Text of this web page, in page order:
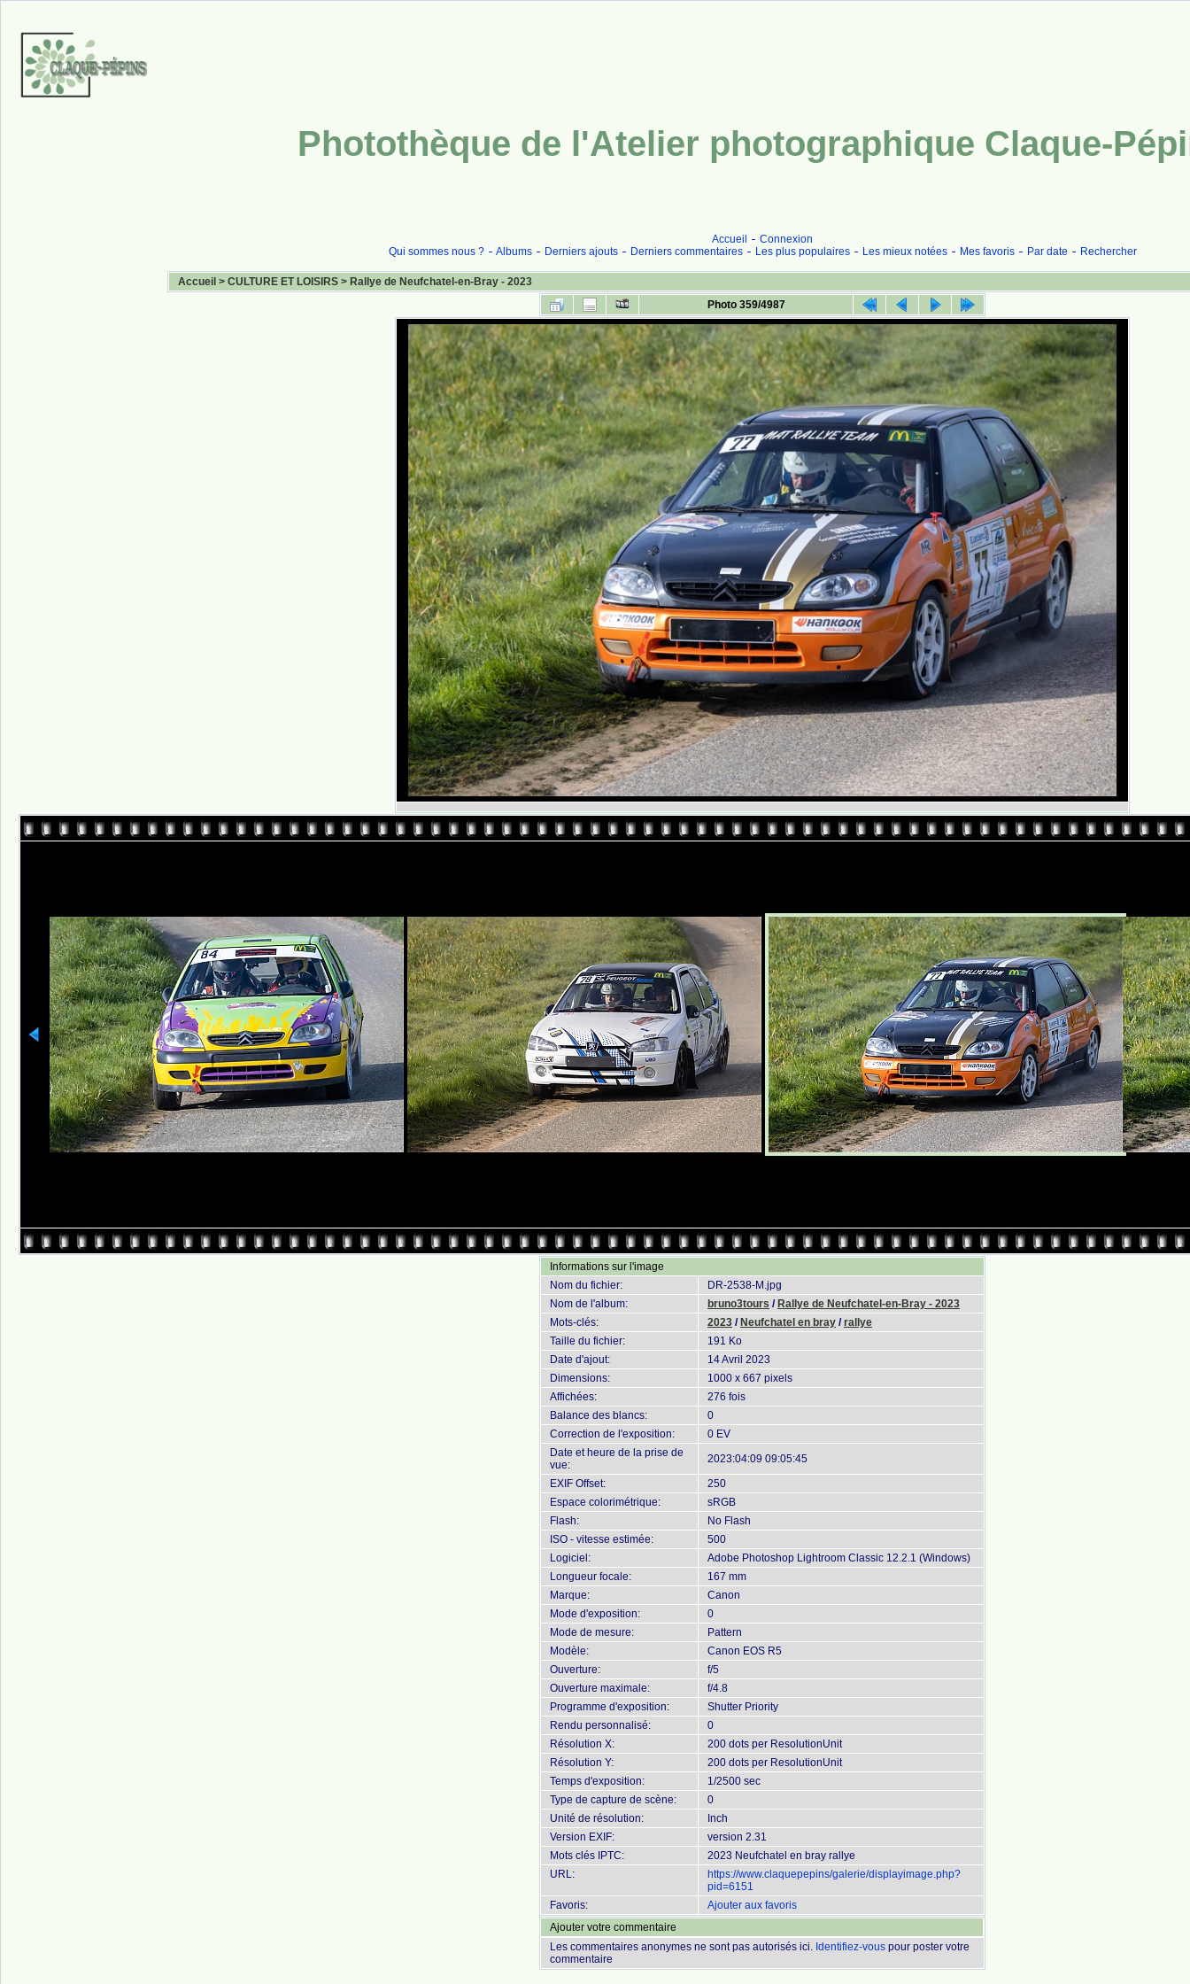
Photothèque de l'Atelier photographique Claque-
Accueil
Connexion
Qui sommes nous ?
Albums Derniers ajouts Derniers commentaires Les plus populaires Les mieux notées Mes favoris Par date Rechercher
Accueil > CULTURE ET LOISIRS > Rallye de Neufchatel-en-Bray - 2023
Photo 359/4987
Informations sur l'image
Nom du fichier:
DR-2538-M.jpg
Nom de l'album:
bruno3tours / Rallye de Neufchatel-en-Bray - 2023
Mots-clés:
2023 / Neufchatel en bray /rallye
Taille du fichier:
191 Ko
Date d'ajout:
14 Avril 2023
Dimensions:
1000 x 667 pixels
Affichées:
276 fois
Balance des blancs:
0
Correction de l'exposition:
0 EV
Date et heure de la prise de
vue:
2023:04:09 09:05:45
EXIF Offset:
250
Espace colorimétrique:
sRGB
Flash:
No Flash
ISO - vitesse estimée:
500
Logiciel:
Adobe Photoshop Lightroom Classic 12.2.1 (Windows)
Longueur focale:
167 mm
Marque:
Canon
Mode d'exposition:
0
Mode de mesure:
Pattern
Modèle:
Canon EOS R5
Ouverture:
f/5
Ouverture maximale:
f/4.8
Programme d'exposition:
Shutter Priority
Rendu personnalisé:
0
Résolution X:
200 dots per ResolutionUnit
Résolution Y:
200 dots per ResolutionUnit
Temps d'exposition:
1/2500 sec
Type de capture de scène:
0
Unité de résolution:
Inch
Version EXIF:
version 2.31
Mots clés IPTC:
2023 Neufchatel en bray rallye
URL:
https://www.claquepepins/galerie/displayimage.php?
pid=6151
Favoris:
Ajouter aux favoris
Ajouter votre commentaire
Les commentaires anonymes ne sont pas autorisés ici. Identifiez-vous pour poster votre
commentaire